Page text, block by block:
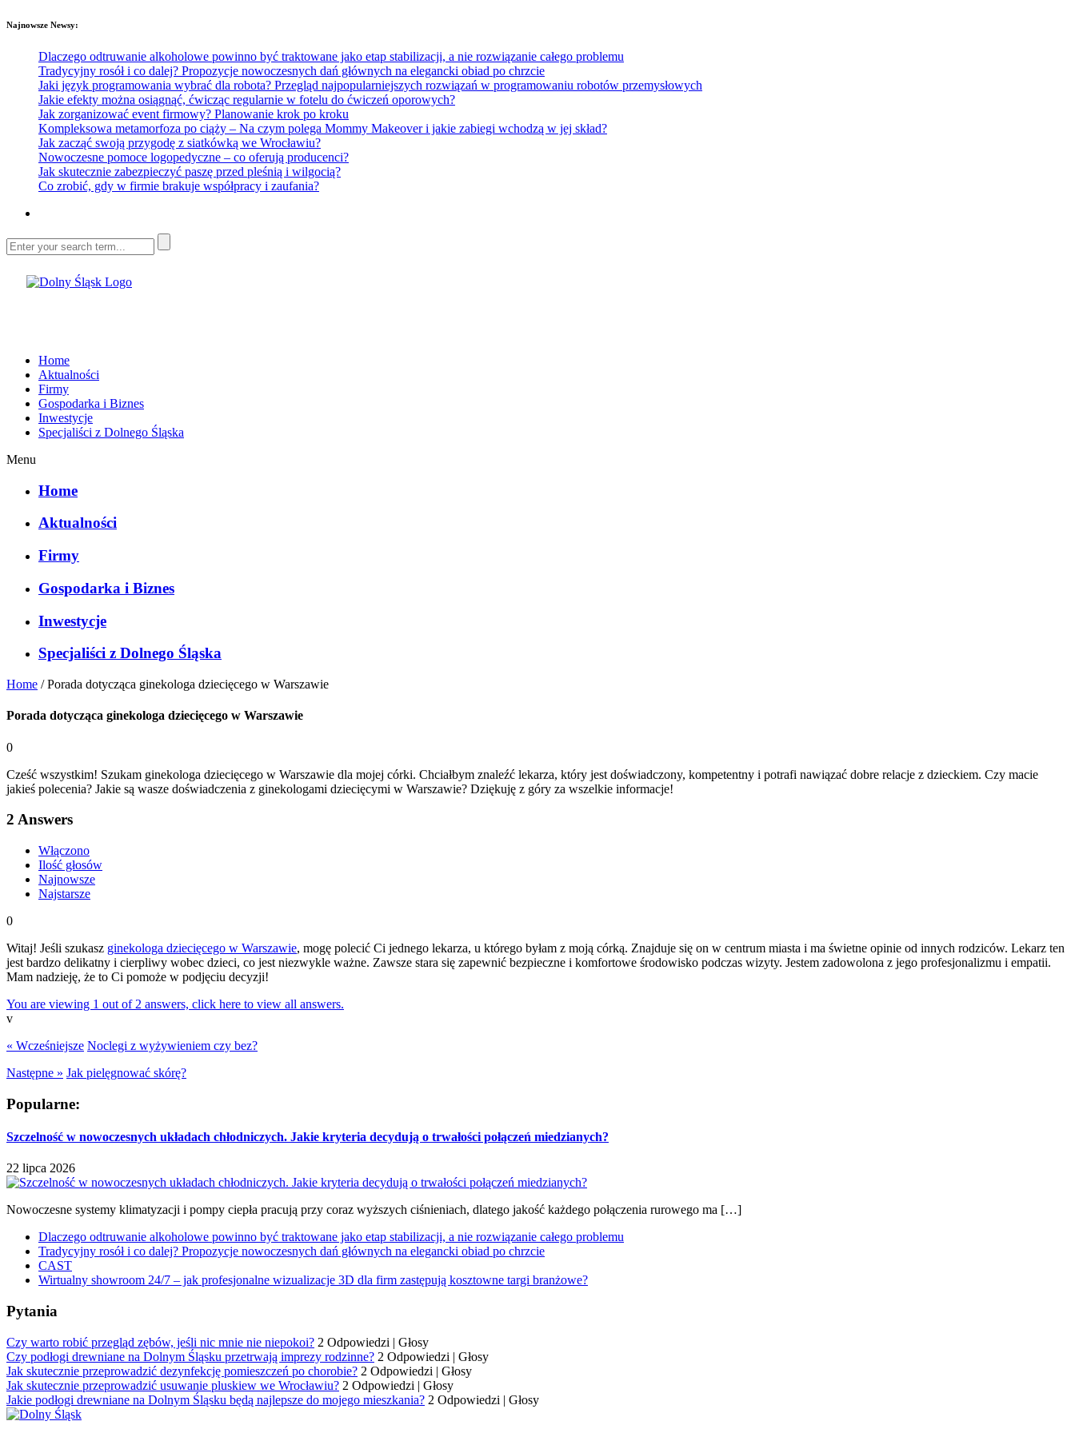
Najnowsze Newsy:
Dlaczego odtruwanie alkoholowe powinno być traktowane jako etap stabilizacji, a nie rozwiązanie całego problemu
Tradycyjny rosół i co dalej? Propozycje nowoczesnych dań głównych na elegancki obiad po chrzcie
Jaki język programowania wybrać dla robota? Przegląd najpopularniejszych rozwiązań w programowaniu robotów przemysłowych
Jakie efekty można osiągnąć, ćwicząc regularnie w fotelu do ćwiczeń oporowych?
Jak zorganizować event firmowy? Planowanie krok po kroku
Kompleksowa metamorfoza po ciąży – Na czym polega Mommy Makeover i jakie zabiegi wchodzą w jej skład?
Jak zacząć swoją przygodę z siatkówką we Wrocławiu?
Nowoczesne pomoce logopedyczne – co oferują producenci?
Jak skutecznie zabezpieczyć paszę przed pleśnią i wilgocią?
Co zrobić, gdy w firmie brakuje współpracy i zaufania?
Home
Aktualności
Firmy
Gospodarka i Biznes
Inwestycje
Specjaliści z Dolnego Śląska
Menu
Home
Aktualności
Firmy
Gospodarka i Biznes
Inwestycje
Specjaliści z Dolnego Śląska
Home /Porada dotycząca ginekologa dziecięcego w Warszawie
Porada dotycząca ginekologa dziecięcego w Warszawie
0
Cześć wszystkim! Szukam ginekologa dziecięcego w Warszawie dla mojej córki. Chciałbym znaleźć lekarza, który jest doświadczony, kompetentny i potrafi nawiązać dobre relacje z dzieckiem. Czy macie
jakieś polecenia? Jakie są wasze doświadczenia z ginekologami dziecięcymi w Warszawie? Dziękuję z góry za wszelkie informacje!
2 Answers
Włączono
Ilość głosów
Najnowsze
Najstarsze
0
Witaj! Jeśli szukasz ginekologa dziecięcego w Warszawie, mogę polecić Ci jednego lekarza, u którego byłam z moją córką. Znajduje się on w centrum miasta i ma świetne opinie od innych rodziców. Lekarz ten
jest bardzo delikatny i cierpliwy wobec dzieci, co jest niezwykle ważne. Zawsze stara się zapewnić bezpieczne i komfortowe środowisko podczas wizyty. Jestem zadowolona z jego profesjonalizmu i empatii.
Mam nadzieję, że to Ci pomoże w podjęciu decyzji!
You are viewing 1 out of 2 answers, click here to view all answers.
v
« Wcześniejsze Noclegi z wyżywieniem czy bez?
Następne » Jak pielęgnować skórę?
Popularne:
Szczelność w nowoczesnych układach chłodniczych. Jakie kryteria decydują o trwałości połączeń miedzianych?
22 lipca 2026
Nowoczesne systemy klimatyzacji i pompy ciepła pracują przy coraz wyższych ciśnieniach, dlatego jakość każdego połączenia rurowego ma […]
Dlaczego odtruwanie alkoholowe powinno być traktowane jako etap stabilizacji, a nie rozwiązanie całego problemu
Tradycyjny rosół i co dalej? Propozycje nowoczesnych dań głównych na elegancki obiad po chrzcie
CAST
Wirtualny showroom 24/7 – jak profesjonalne wizualizacje 3D dla firm zastępują kosztowne targi branżowe?
Pytania
Czy warto robić przegląd zębów, jeśli nic mnie nie niepokoi? 2 Odpowiedzi | Głosy
Czy podłogi drewniane na Dolnym Śląsku przetrwają imprezy rodzinne? 2 Odpowiedzi | Głosy
Jak skutecznie przeprowadzić dezynfekcję pomieszczeń po chorobie? 2 Odpowiedzi | Głosy
Jak skutecznie przeprowadzić usuwanie pluskiew we Wrocławiu? 2 Odpowiedzi | Głosy
Jakie podłogi drewniane na Dolnym Śląsku będą najlepsze do mojego mieszkania? 2 Odpowiedzi | Głosy